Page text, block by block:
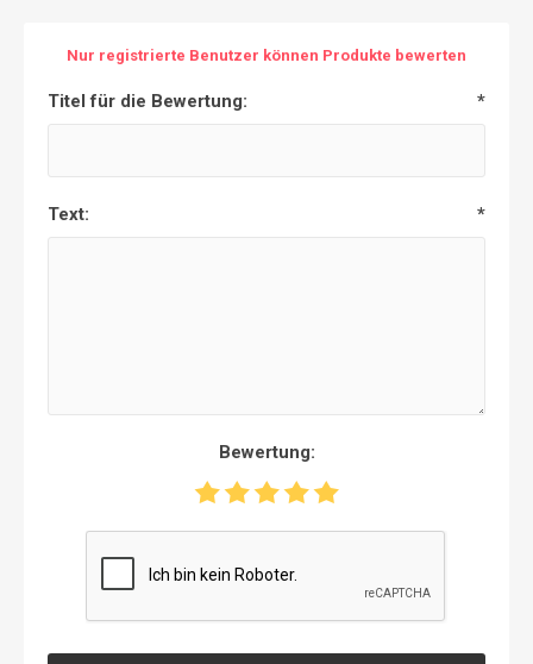
Nur registrierte Benutzer können Produkte bewerten
Titel für die Bewertung: *
Text: *
Bewertung: